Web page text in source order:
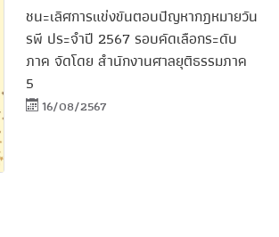
ชนะเลิศการแข่งขันตอบปัญหากฎหมายวัน
รพี ประจำปี 2567 รอบคัดเลือกระดับ
ภาค จัดโดย สำนักงานศาลยุติธรรมภาค
5
16/08/2567